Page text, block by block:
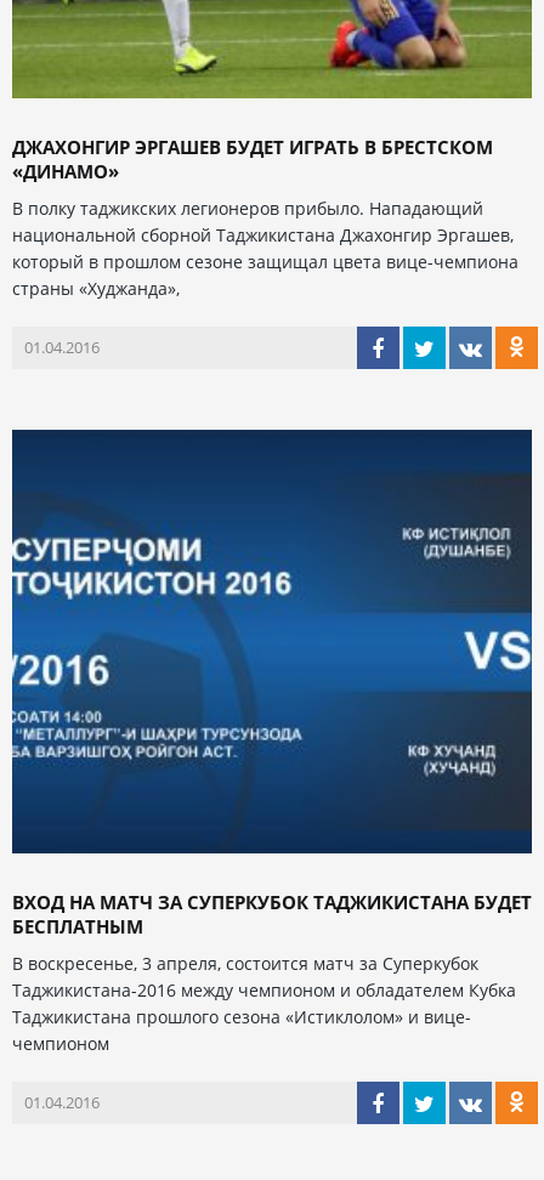
ДЖАХОНГИР ЭРГАШЕВ БУДЕТ ИГРАТЬ В БРЕСТСКОМ
«ДИНАМО»
В полку таджикских легионеров прибыло. Нападающий
национальной сборной Таджикистана Джахонгир Эргашев,
который в прошлом сезоне защищал цвета вице-чемпиона
страны «Худжанда»,
01.04.2016
ВХОД НА МАТЧ ЗА СУПЕРКУБОК ТАДЖИКИСТАНА БУДЕТ
БЕСПЛАТНЫМ
В воскресенье, 3 апреля, состоится матч за Суперкубок
Таджикистана-2016 между чемпионом и обладателем Кубка
Таджикистана прошлого сезона «Истиклолом» и вице-
чемпионом
01.04.2016